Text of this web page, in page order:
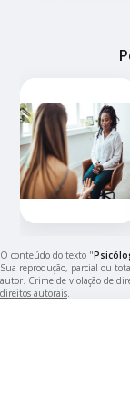
‹
O conteúdo do texto "
Sua reprodução, parcial ou
autor. Crime de violação de
direitos autorais.